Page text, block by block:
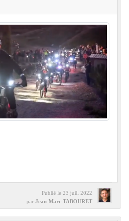
Publié le 23 juil. 2022
par Jean-Marc TABOURET